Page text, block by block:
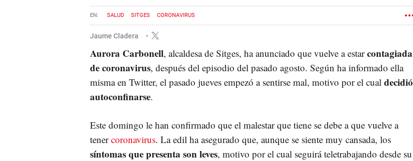
SALUD SITGES CORONAVIRUS
Jaume Cladera
Aurora Carbonell, alcaldesa de Sitges, ha anunciado que vuelve a estarcontagiada
de coronavirus, después del episodio del pasado agosto. Según ha informado ella
misma en Twitter, el pasado jueves empezó a sentirse mal, motivo por el cual decidió
autoconfinarse.
Este domingo le han confirmado que el malestar que tiene se debe a que vuelve a
tenercoronavirus. La edil ha asegurado que, aunque se siente muy cansada, los
síntomas que presenta son leves, motivo por el cual seguirá teletrabajando desde su